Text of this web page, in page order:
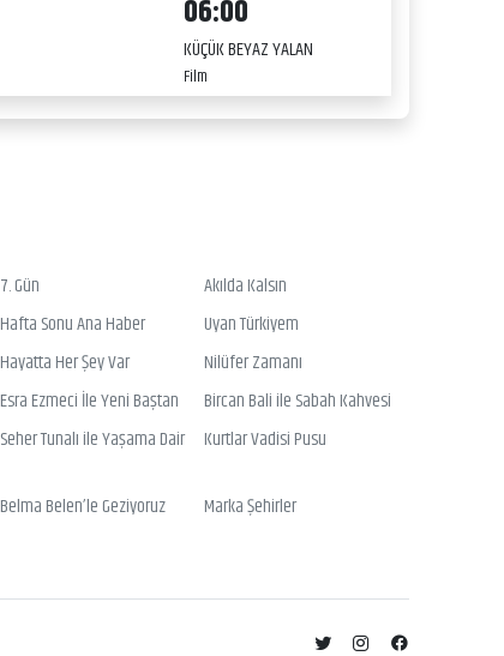
06:00
KÜÇÜK BEYAZ YALAN
Film
7. Gün
Akılda Kalsın
Hafta Sonu Ana Haber
Uyan Türkiyem
Hayatta Her Şey Var
Nilüfer Zamanı
Esra Ezmeci İle Yeni Baştan
Bircan Bali ile Sabah Kahvesi
Seher Tunalı ile Yaşama Dair Kurtlar Vadisi Pusu
Belma Belen’le Geziyoruz
Marka Şehirler